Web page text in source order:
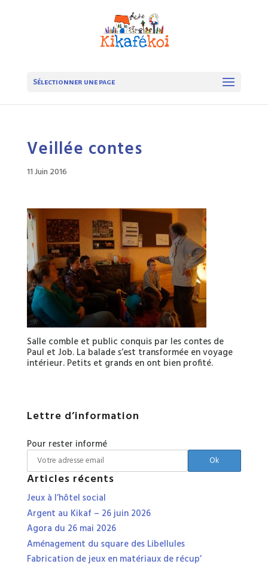
Sélectionner une page
Veillée contes
11 Juin 2016
Salle comble et public conquis par les contes de
Paul et Job. La balade s’est transformée en voyage
intérieur. Petits et grands en ont bien profité.
Lettre d’information
Pour rester informé
Articles récents
Jeux à l’hôtel social
Argent au Kikaf – 26 juin 2026
Agora du 26 mai 2026
Aménagement du square des Libellules
Fabrication de jeux en matériaux de récup’